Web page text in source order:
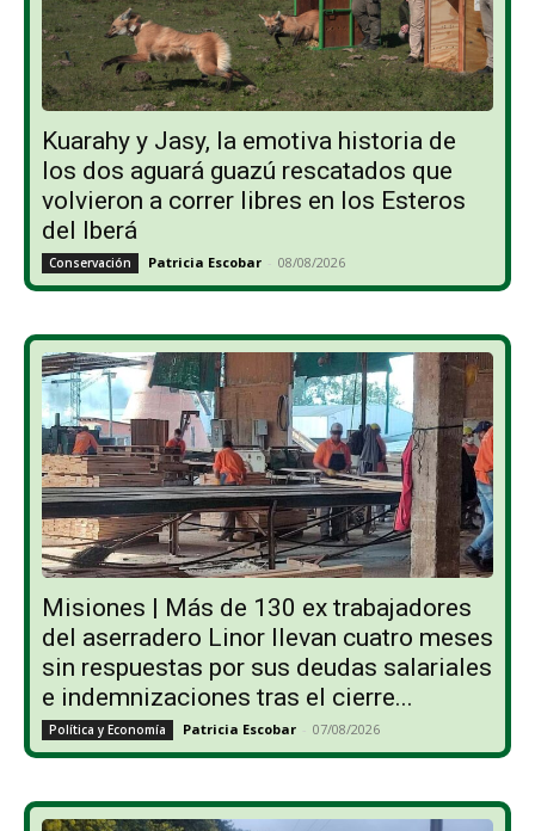
Kuarahy y Jasy, la emotiva historia de
los dos aguará guazú rescatados que
volvieron a correr libres en los Esteros
del Iberá
Conservación Patricia Escobar - 08/08/2026
Misiones | Más de 130 ex trabajadores
del aserradero Linor llevan cuatro meses
sin respuestas por sus deudas salariales
e indemnizaciones tras el cierre...
Política y Economía Patricia Escobar - 07/08/2026